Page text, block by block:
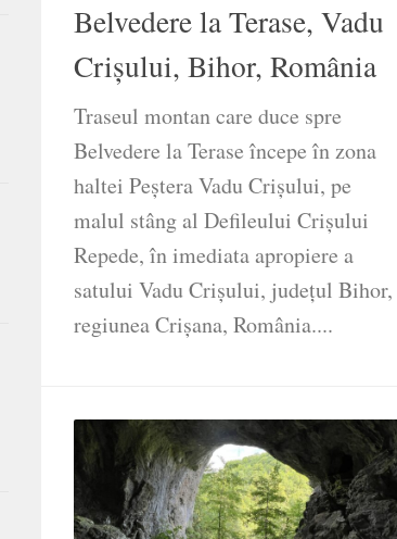
Belvedere la Terase, Vadu
Crișului, Bihor, România
Traseul montan care duce spre
Belvedere la Terase începe în zona
haltei Peștera Vadu Crișului, pe
malul stâng al Defileului Crișului
Repede, în imediata apropiere a
satului Vadu Crișului, județul Bihor,
regiunea Crișana, România....